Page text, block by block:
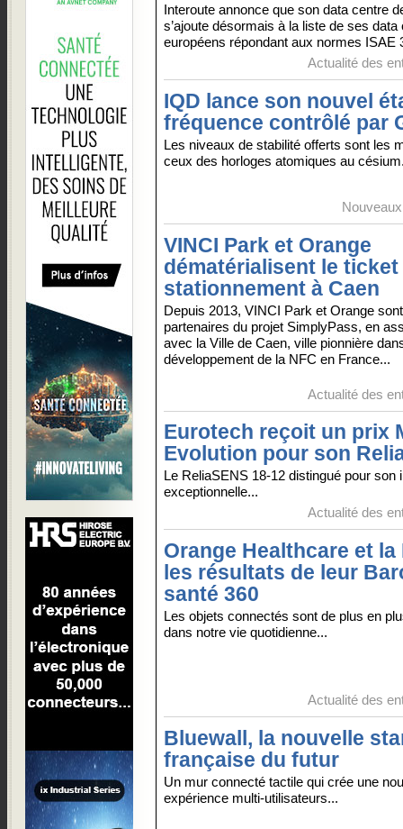
Interoute annonce que son data centre
s’ajoute désormais à la liste de ses data
européens répondant aux normes ISAE
Actualité des
IQD lance son nouvel
fréquence contrôlé par
Les niveaux de stabilité offerts sont les
ceux des horloges atomiques au
VINCI Park et Orange
dématérialisent le ticket
stationnement à Caen
Depuis 2013, VINCI Park et Orange sont
partenaires du projet SimplyPass, en
avec la Ville de Caen, ville pionnière
développement de la NFC en France...
Actualité des
Eurotech reçoit un prix
Evolution pour son
Le ReliaSENS 18-12 distingué pour son
exceptionnelle...
Actualité des
Orange Healthcare et la
les résultats de leur
santé 360
Les objets connectés sont de plus en
dans notre vie quotidienne...
Actualité des
Bluewall, la nouvelle
française du futur
Un mur connecté tactile qui crée une
expérience multi-utilisateurs...